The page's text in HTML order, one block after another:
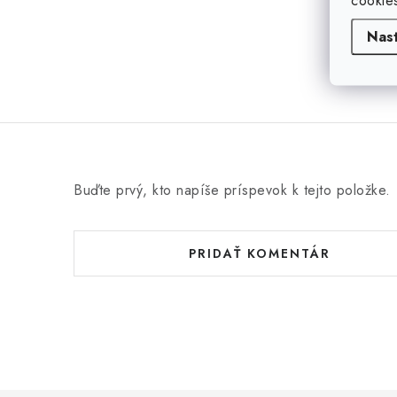
Buďte prvý, kto napíše príspevok k tejto položke.
PRIDAŤ KOMENTÁR